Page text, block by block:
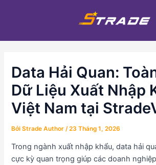
dung
Data Hải Quan:
Dữ Liệu Xuất Nhập
Việt Nam tại
BởiStrade Author/23 Tháng 1, 2026
Trong ngành xuất nhập khẩu, data hải
cực kỳ quan trọng giúp các doanh
viết